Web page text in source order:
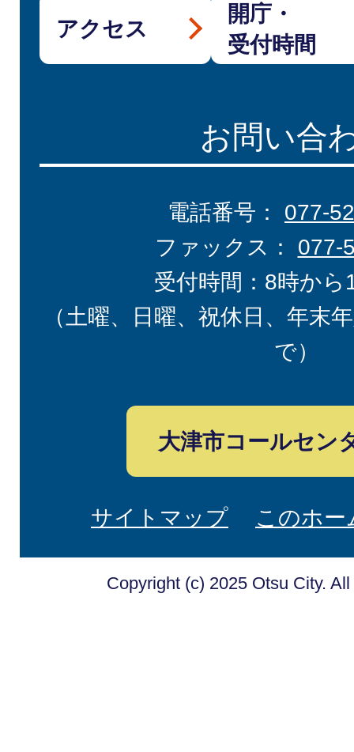
アクセス
開庁・
受付時間
お問い合
電話番号： 077-
ファックス： 077-
受付時間：8時から
（土曜、日曜、祝休日、年末
で）
大津市コールセン
サイトマップ このホ
Copyright (c) 2025 Otsu City.